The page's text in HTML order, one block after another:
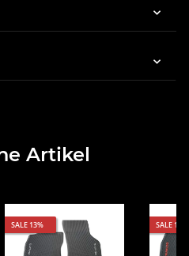
Artikel
SALE 13% SALE 12%